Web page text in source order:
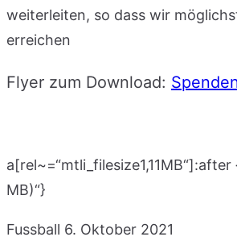
weiterleiten, so dass wir
erreichen
Flyer zum Download:
a[rel~=“mtli_filesize1,11MB“]:after
MB)“}
Fussball 6. Oktober 2021